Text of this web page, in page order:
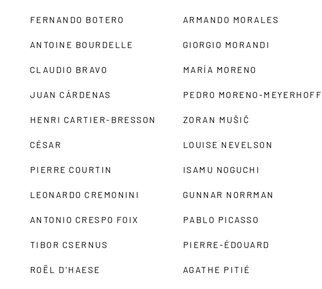
FERNANDO BOTERO
ANTOINE BOURDELLE
CLAUDIO BRAVO
JUAN CÁRDENAS
HENRI CARTIER-BRESSON
CÉSAR
PIERRE COURTIN
LEONARDO CREMONINI
ANTONIO CRESPO FOIX
TIBOR CSERNUS
ROËL D'HAESE
ARMANDO MORALES
GIORGIO MORANDI
MARÍA MORENO
PEDRO MORENO-MEYERHOFF
ZORAN MUŠIČ
LOUISE NEVELSON
ISAMU NOGUCHI
GUNNAR NORRMAN
PABLO PICASSO
PIERRE-ÉDOUARD
AGATHE PITIÉ